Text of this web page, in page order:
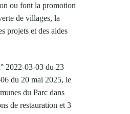
ou font la promotion
de villages, la
projets et des aides
2022-03-03 du 23
du 20 mai 2025, le
du Parc dans
de restauration et 3